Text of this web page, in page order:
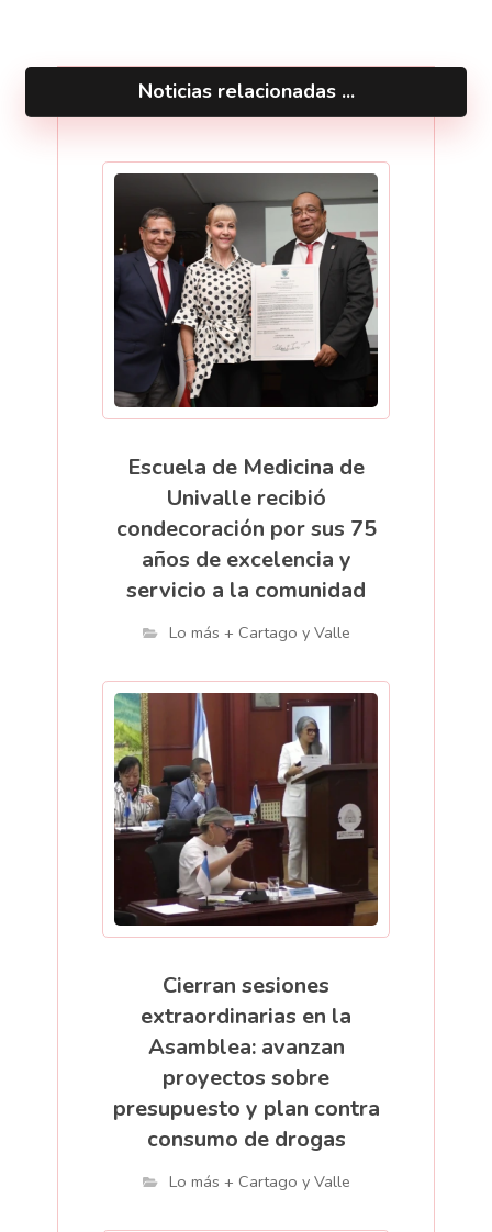
Noticias relacionadas ...
Escuela de Medicina de
Univalle recibió
condecoración por sus 75
años de excelencia y
servicio a la comunidad
Lo más + Cartago y Valle
Cierran sesiones
extraordinarias en la
Asamblea: avanzan
proyectos sobre
presupuesto y plan contra
consumo de drogas
Lo más + Cartago y Valle